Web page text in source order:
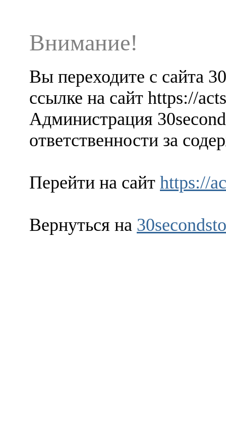
Внимание!
Вы переходите с сайта
ссылке на сайт https://
Администрация
ответственности за
Перейти на сайт https://
Вернуться на